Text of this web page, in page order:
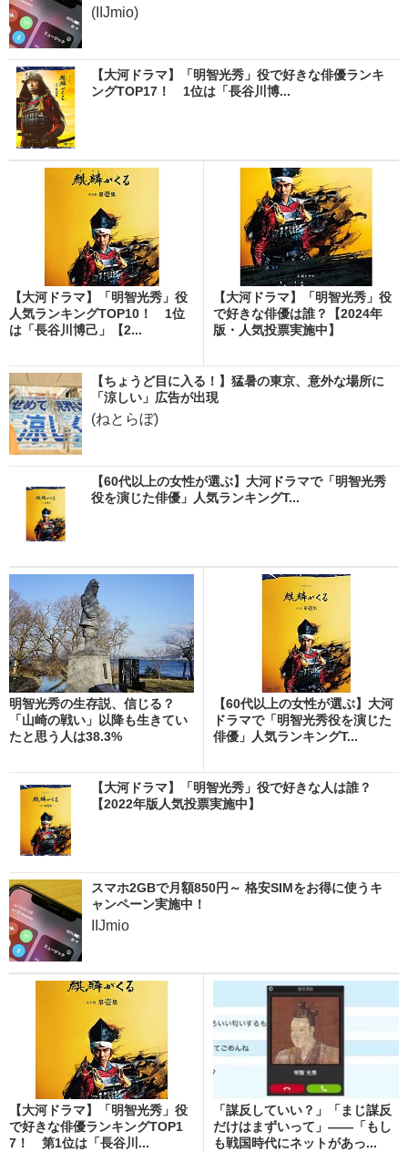
(IIJmio)
【大河ドラマ】「明智光秀」役で好きな俳優ランキ
ングTOP17！ 1位は「長谷川博...
【大河ドラマ】「明智光秀」役
人気ランキングTOP10！ 1位
は「長谷川博己」【2...
【大河ドラマ】「明智光秀」役
で好きな俳優は誰？【2024年
版・人気投票実施中】
【ちょうど目に入る！】猛暑の東京、意外な場所に
「涼しい」広告が出現
(ねとらぼ)
【60代以上の女性が選ぶ】大河ドラマで「明智光秀
役を演じた俳優」人気ランキングT...
明智光秀の生存説、信じる？
「山崎の戦い」以降も生きてい
たと思う人は38.3%
【60代以上の女性が選ぶ】大河
ドラマで「明智光秀役を演じた
俳優」人気ランキングT...
【大河ドラマ】「明智光秀」役で好きな人は誰？
【2022年版人気投票実施中】
スマホ2GBで月額850円～ 格安SIMをお得に使うキ
ャンペーン実施中！
IIJmio
【大河ドラマ】「明智光秀」役
で好きな俳優ランキングTOP1
7！ 第1位は「長谷川...
「謀反していい？」「まじ謀反
だけはまずいって」――「もし
も戦国時代にネットがあっ...